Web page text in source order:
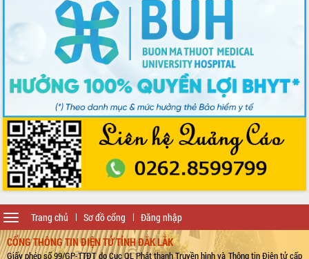
Trang chủ Sơ đồ cổng Đăng nhập
Toggle
navigation
CỔNG THÔNG TIN ĐIỆN TỬ TỈNH ĐẮK LẮK
Giấy phép số 99/GP-TTĐT do Cục QL Phát thanh Truyền hình và Thông tin Điện tử cấp